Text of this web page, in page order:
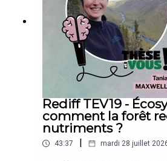
Loïc : The White Lotus S3
https://theses.fr/
Bonne écoute 💚
Rediff TEV19 -
comment la forêt
nutriments ?
43:37 | mardi 28 juillet